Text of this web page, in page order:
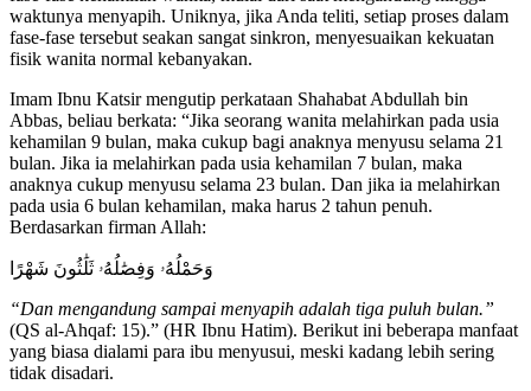
waktunya menyapih. Uniknya, jika Anda teliti, setiap proses dalam
fase-fase tersebut seakan sangat sinkron, menyesuaikan kekuatan
fisik wanita normal kebanyakan.
Imam Ibnu Katsir mengutip perkataan Shahabat Abdullah bin
Abbas, beliau berkata: “Jika seorang wanita melahirkan pada usia
kehamilan 9 bulan, maka cukup bagi anaknya menyusu selama 21
bulan. Jika ia melahirkan pada usia kehamilan 7 bulan, maka
anaknya cukup menyusu selama 23 bulan. Dan jika ia melahirkan
pada usia 6 bulan kehamilan, maka harus 2 tahun penuh.
Berdasarkan firman Allah:
وَحَمْلُهُۥ وَفِصَٰلُهُۥ ثَلَٰثُونَ شَهْرًا
“Dan mengandung sampai menyapih adalah tiga puluh bulan.”
(QS al-Ahqaf: 15).” (HR Ibnu Hatim). Berikut ini beberapa manfaat
yang biasa dialami para ibu menyusui, meski kadang lebih sering
tidak disadari.